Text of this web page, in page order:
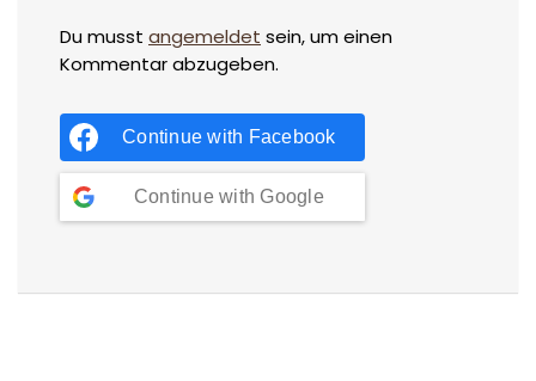
Du musst angemeldet sein, um einen
Kommentar abzugeben.
Continue with Facebook
Continue with Google